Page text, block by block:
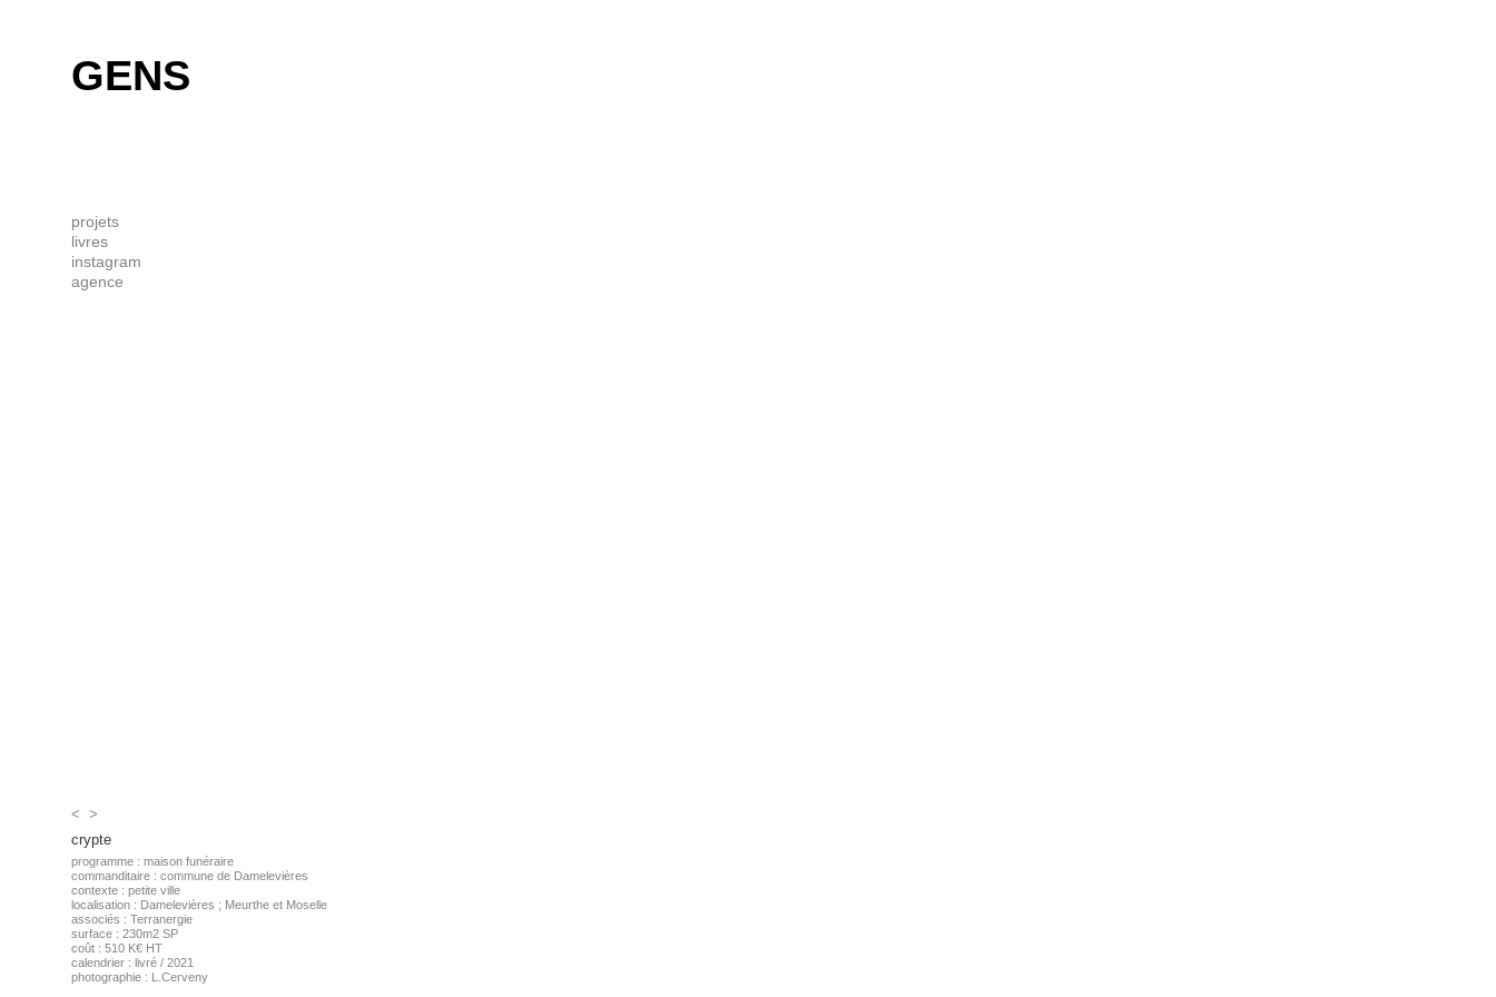
GENS
projets
livres
instagram
agence
< >
crypte
programme : maison funéraire
commanditaire : commune de Damelevières
contexte : petite ville
localisation : Damelevières ; Meurthe et Moselle
associés : Terranergie
surface : 230m2 SP
coût : 510 K€ HT
calendrier : livré / 2021
photographie : L.Cerveny